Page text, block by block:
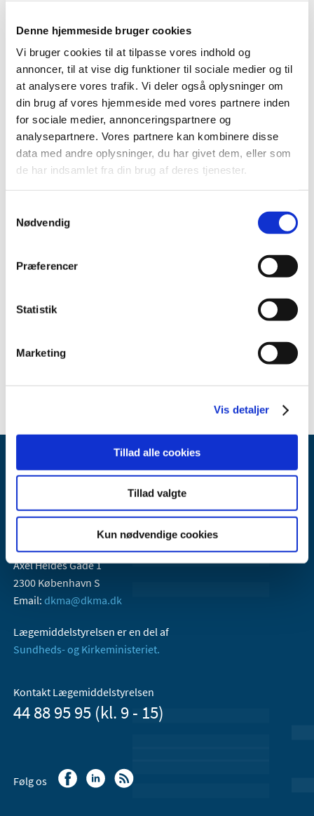
Denne hjemmeside bruger cookies
Vi bruger cookies til at tilpasse vores indhold og
annoncer, til at vise dig funktioner til sociale medier og til
at analysere vores trafik. Vi deler også oplysninger om
din brug af vores hjemmeside med vores partnere inden
for sociale medier, annonceringspartnere og
analysepartnere. Vores partnere kan kombinere disse
data med andre oplysninger, du har givet dem, eller som
de har indsamlet fra din brug af deres tjenester.
Nødvendig
Præferencer
Statistik
Marketing
Vis detaljer
Tillad alle cookies
Tillad valgte
Kun nødvendige cookies
TID
2026 (17)
2025 (25)
2024 (34)
2023 (38)
2022 (37)
2021 (21)
2020 (33)
2019 (30)
december (1)
oktober (5)
maj (4)
februar (5)
Lægemiddelstyrelsen
Axel Heides Gade 1
2300 København S
Email: dkma@dkma.dk
Lægemiddelstyrelsen er en del af
Sundheds- og Kirkeministeriet.
Kontakt Lægemiddelstyrelsen
44 88 95 95 (kl. 9 - 15)
Følg os